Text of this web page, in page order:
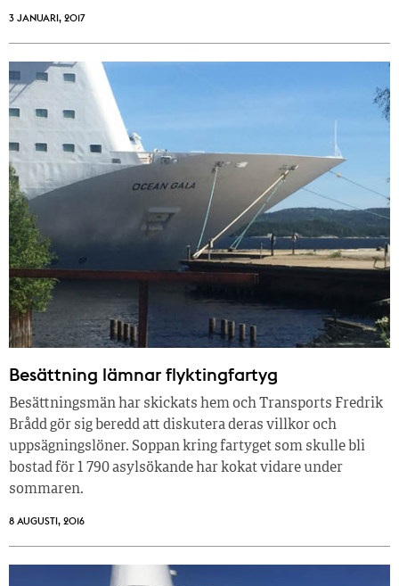
3 JANUARI, 2017
Besättning lämnar flyktingfartyg
Besättningsmän har skickats hem och Transports Fredrik
Brådd gör sig beredd att diskutera deras villkor och
uppsägningslöner. Soppan kring fartyget som skulle bli
bostad för 1 790 asylsökande har kokat vidare under
sommaren.
8 AUGUSTI, 2016